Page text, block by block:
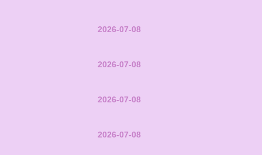
2026-07-08
2026-07-08
2026-07-08
2026-07-08